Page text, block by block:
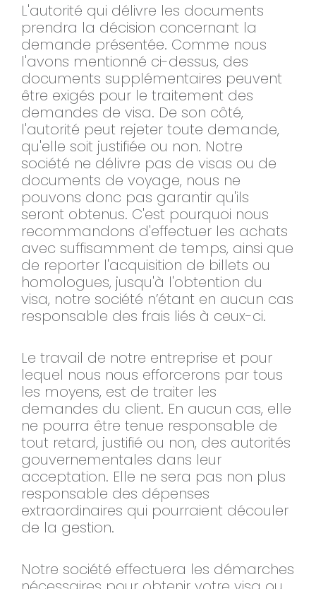
L'autorité qui délivre les documents
prendra la décision concernant la
demande présentée. Comme nous
l'avons mentionné ci-dessus, des
documents supplémentaires peuvent
être exigés pour le traitement des
demandes de visa. De son côté,
l'autorité peut rejeter toute demande,
qu'elle soit justifiée ou non. Notre
société ne délivre pas de visas ou de
documents de voyage, nous ne
pouvons donc pas garantir qu'ils
seront obtenus. C'est pourquoi nous
recommandons d'effectuer les achats
avec suffisamment de temps, ainsi que
de reporter l'acquisition de billets ou
homologues, jusqu'à l'obtention du
visa, notre société n’étant en aucun cas
responsable des frais liés à ceux-ci.
Le travail de notre entreprise et pour
lequel nous nous efforcerons par tous
les moyens, est de traiter les
demandes du client. En aucun cas, elle
ne pourra être tenue responsable de
tout retard, justifié ou non, des autorités
gouvernementales dans leur
acceptation. Elle ne sera pas non plus
responsable des dépenses
extraordinaires qui pourraient découler
de la gestion.
Notre société effectuera les démarches